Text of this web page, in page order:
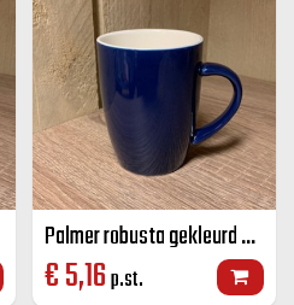
Palmer robusta gekleurd senseo mok blauw 18 CL
€5,16p.st.